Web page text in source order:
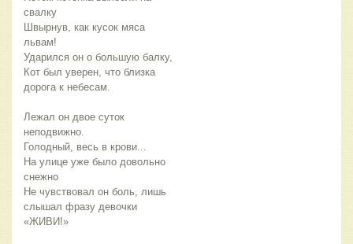
свалку
Швырнув, как кусок мяса
львам!
Ударился он о большую балку,
Кот был уверен, что близка
дорога к небесам.
Лежал он двое суток
неподвижно.
Голодный, весь в крови...
На улице уже было довольно
снежно
Не чувствовал он боль, лишь
слышал фразу девочки
«ЖИВИ!»